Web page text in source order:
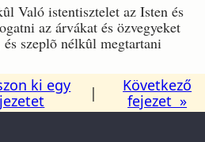
Való istentisztelet az Isten és
az árvákat és özvegyeket
szeplõ nélkûl megtartani
ki egy
|
Következő
fejezet »